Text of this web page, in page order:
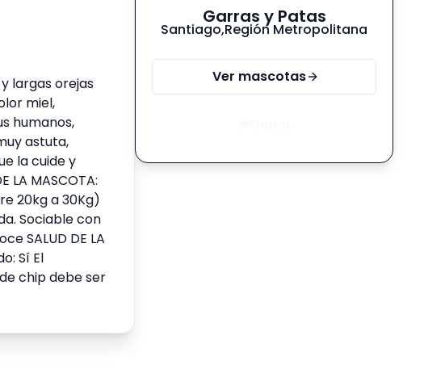
largas orejas
miel,
humanos,
astuta,
la cuide y
MASCOTA:
20kg a 30Kg)
Sociable con
SALUD DE LA
Sí El
chip debe ser
Garras y Patas
Santiago,Región Metropolitana
Ver mascotas